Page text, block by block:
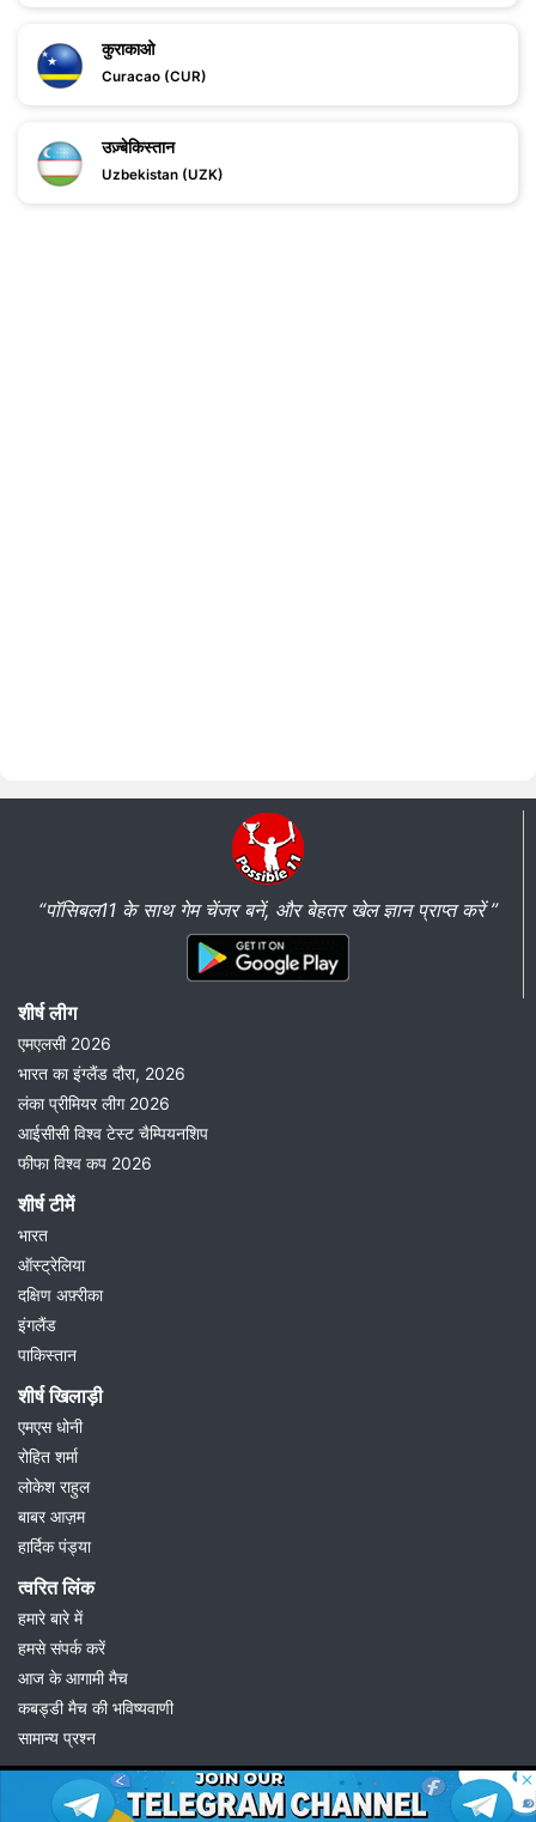
कुराकाओ
Curacao (CUR)
उज़्बेकिस्तान
Uzbekistan (UZK)
“पॉसिबल11 के साथ गेम चेंजर बनें, और बेहतर खेल ज्ञान प्राप्त करें ”
शीर्ष लीग
एमएलसी 2026
भारत का इंग्लैंड दौरा, 2026
लंका प्रीमियर लीग 2026
आईसीसी विश्व टेस्ट चैम्पियनशिप
फीफा विश्व कप 2026
शीर्ष टीमें
भारत
ऑस्ट्रेलिया
दक्षिण अफ़्रीका
इंगलैंड
पाकिस्तान
शीर्ष खिलाड़ी
एमएस धोनी
रोहित शर्मा
लोकेश राहुल
बाबर आज़म
हार्दिक पंड्या
त्वरित लिंक
हमारे बारे में
हमसे संपर्क करें
आज के आगामी मैच
कबड्डी मैच की भविष्यवाणी
सामान्य प्रश्न
© 2026 Possible11
All rights reserved